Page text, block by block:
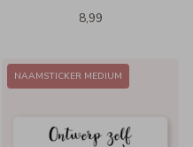
8,99
NAAMSTICKER MEDIUM